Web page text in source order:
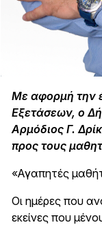
Με αφορμή την
Εξετάσεων, ο
Αρμόδιος Γ.
προς τους
«Αγαπητές
Οι ημέρες που
εκείνες που